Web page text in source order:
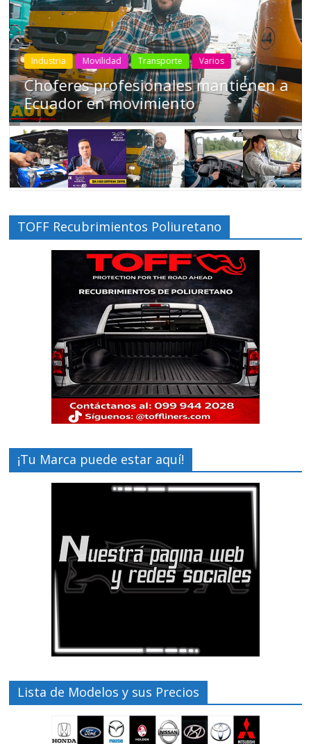
Industria Movilidad Transporte Varios
Choferes profesionales mantienen a
Ecuador en movimiento
TOFF Recubrimientos Poliuretano
¡Tu Marca puede estar aquí!
Lista de Modelos y sus Precios